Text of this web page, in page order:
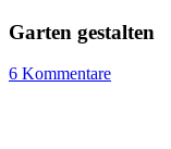
Garten gestalten
6 Kommentare